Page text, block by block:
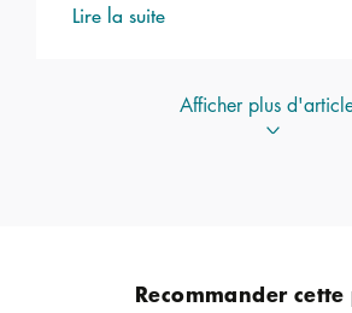
Lire la suite
Afficher plus
Recommander cette